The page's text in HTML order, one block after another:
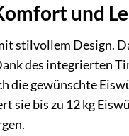
und
stilvollem Design.
des integrierten
gewünschte
bis zu 12 kg